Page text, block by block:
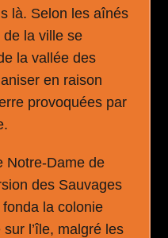
là. Selon les aînés
la ville se
la vallée des
en raison
provoquées par
Notre-Dame de
des Sauvages
la colonie
l’île, malgré les